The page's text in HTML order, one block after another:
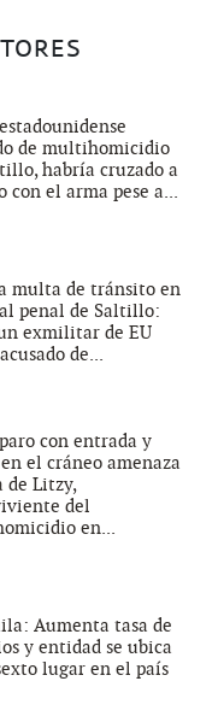
de multihomicidio
habría cruzado a
con el arma pese a...
multa de tránsito en
penal de Saltillo:
exmilitar de EU
de...
con entrada y
el cráneo amenaza
de Litzy,
del
en...
Aumenta tasa de
y entidad se ubica
lugar en el país